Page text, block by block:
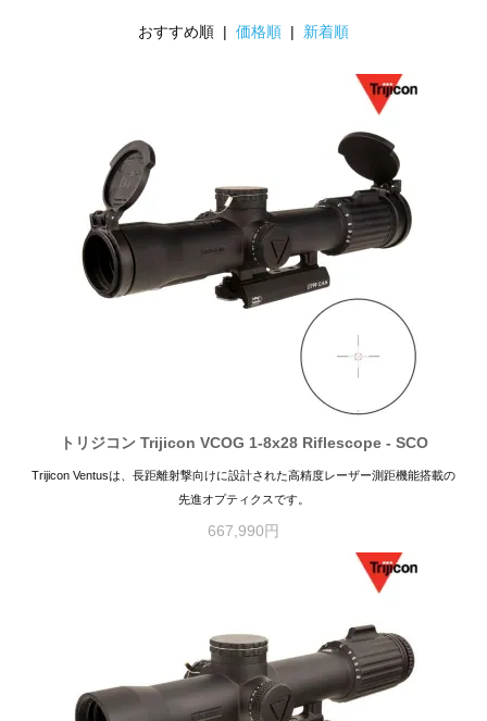
おすすめ順 | 価格順 | 新着順
トリジコン Trijicon VCOG 1-8x28 Riflescope - SCO
Trijicon Ventusは、長距離射撃向けに設計された高精度レーザー測距機能搭載の
先進オプティクスです。
667,990円